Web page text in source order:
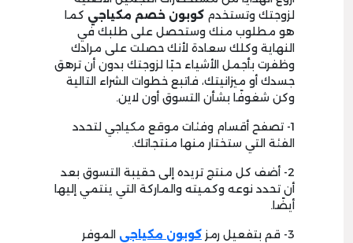
لزوجتك وتستخدم كوبون خصم مكياجي كما
هو مطلوب منك وستحصل على طلبك في
النهاية وكلك سعادة لأنك حصلت على مرادك
وظفرت بأجمل الأشياء حبًا لزوجتك بدون أن ترهق
جسدك أو ميزانيتك، فاتبع خطوات الشراء التالية
وكن شغوفًا بشأن التسوق أون لاين.
1- تصفح أقسام وفئات موقع مكياجي لتحدد
الفئة التي ستختار منها منتجاتك.
2- أضف كل منتج تريده إلى حقيبة التسوق بعد
أن تحدد نوعه وكميته والماركة التي ينتمي إليها
أيضًا.
3- قم بتفعيل رمز كوبون مكياجي الموفر